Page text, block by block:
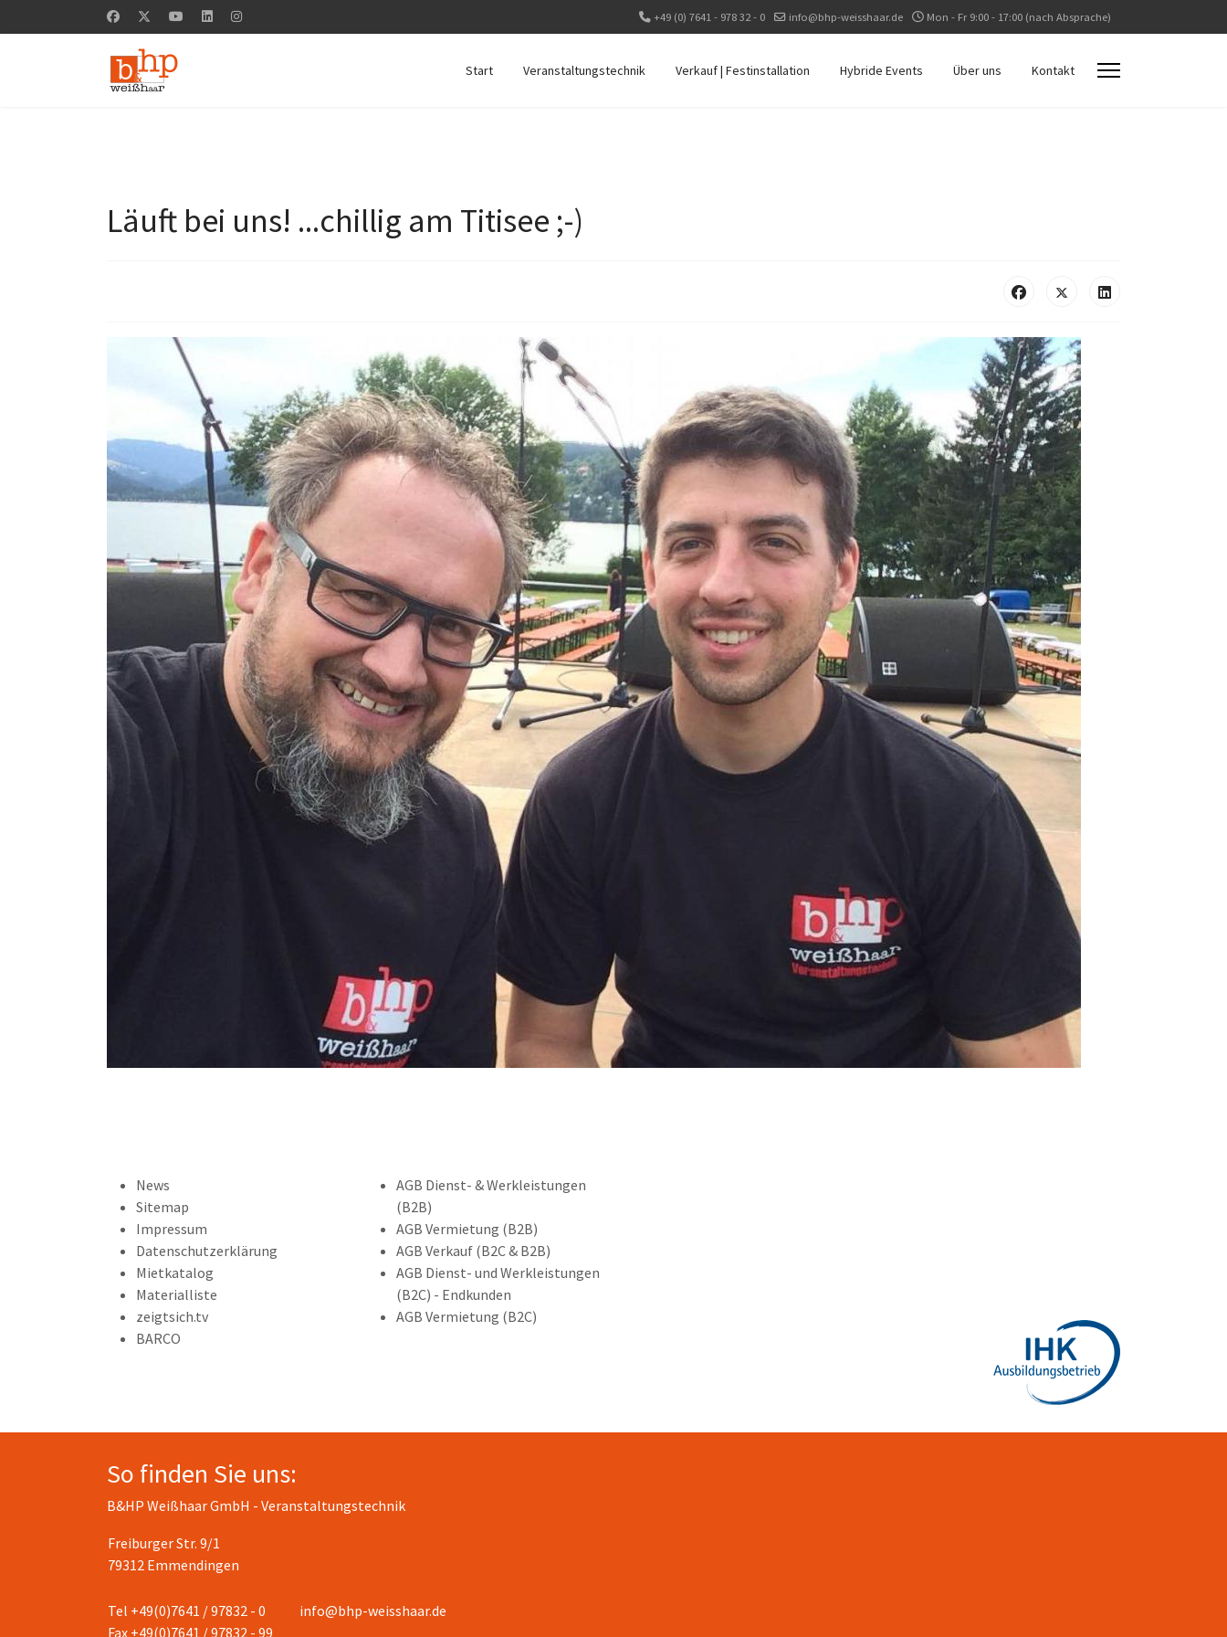
+49 (0) 7641 - 978 32 - 0 info@bhp-weisshaar.de Mon - Fr 9:00 - 17:00 (nach Absprache)
Start Veranstaltungstechnik Verkauf | Festinstallation Hybride Events Über uns Kontakt
Läuft bei uns! ...chillig am Titisee ;-)
News
Sitemap
Impressum
Datenschutzerklärung
Mietkatalog
Materialliste
zeigtsich.tv
BARCO
AGB Dienst- & Werkleistungen
(B2B)
AGB Vermietung (B2B)
AGB Verkauf (B2C & B2B)
AGB Dienst- und Werkleistungen
(B2C) - Endkunden
AGB Vermietung (B2C)
So finden Sie uns:
B&HP Weißhaar GmbH - Veranstaltungstechnik
Freiburger Str. 9/1
79312 Emmendingen
Tel +49(0)7641 / 97832 - 0
Fax +49(0)7641 / 97832 - 99
info@bhp-weisshaar.de